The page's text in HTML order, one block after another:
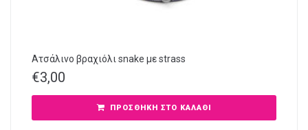
Ατσάλινο βραχιόλι snake με strass
€3,00
ΠΡΟΣΘΉΚΗ ΣΤΟ ΚΑΛΆΘΙ